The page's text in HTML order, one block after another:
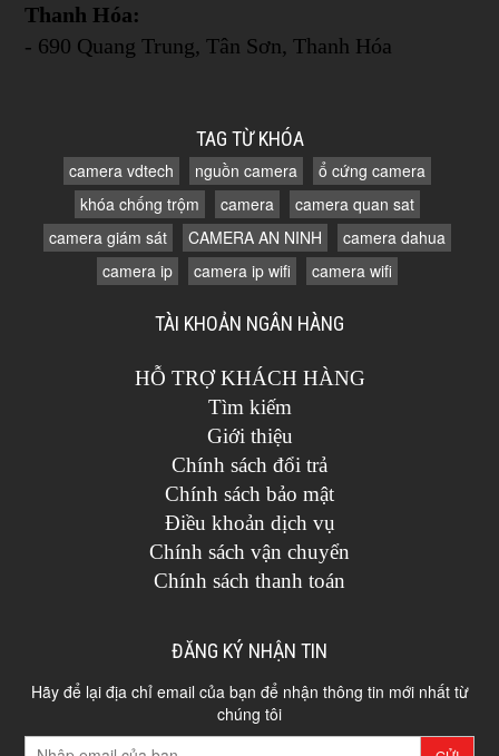
Thanh Hóa:
- 690 Quang Trung, Tân Sơn, Thanh Hóa
TAG TỪ KHÓA
camera vdtech nguồn camera
ổ cứng camera
khóa chống trộm
camera
camera quan sat
camera giám sát
CAMERA AN NINH
camera dahua
camera ip
camera ip wifi camera wifi
TÀI KHOẢN NGÂN HÀNG
HỖ TRỢ KHÁCH HÀNG
Tìm kiếm
Giới thiệu
Chính sách đổi trả
Chính sách bảo mật
Điều khoản dịch vụ
Chính sách vận chuyển
Chính sách thanh toán
ĐĂNG KÝ NHẬN TIN
Hãy để lại địa chỉ email của bạn để nhận thông tin mới nhất từ
chúng tôi